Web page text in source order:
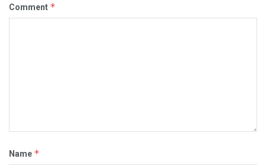
Comment *
Name *